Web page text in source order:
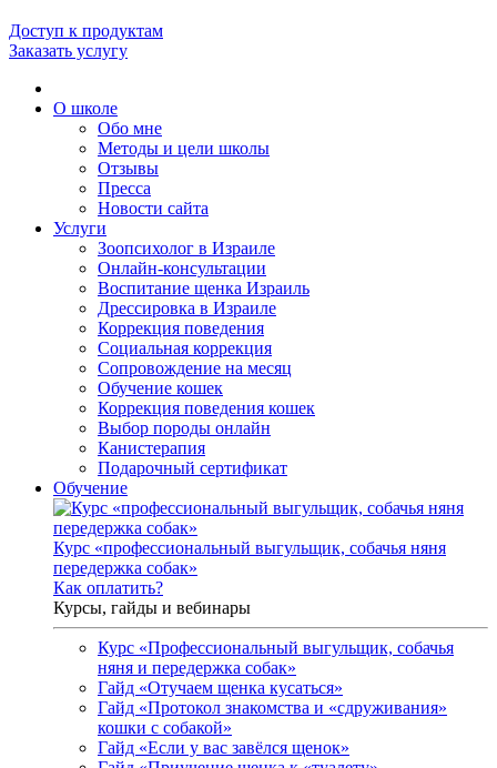
Доступ к продуктам
Заказать услугу
О школе
Обо мне
Методы и цели школы
Отзывы
Пресса
Новости сайта
Услуги
Зоопсихолог в Израиле
Онлайн-консультации
Воспитание щенка Израиль
Дрессировка в Израиле
Коррекция поведения
Социальная коррекция
Сопровождение на месяц
Обучение кошек
Коррекция поведения кошек
Выбор породы онлайн
Канистерапия
Подарочный сертификат
Обучение
Курс «профессиональный выгульщик, собачья няня
передержка собак»
Как оплатить?
Курсы, гайды и вебинары
Курс «Профессиональный выгульщик, собачья
няня и передержка собак»
Гайд «Отучаем щенка кусаться»
Гайд «Протокол знакомства и «сдруживания»
кошки с собакой»
Гайд «Если у вас завёлся щенок»